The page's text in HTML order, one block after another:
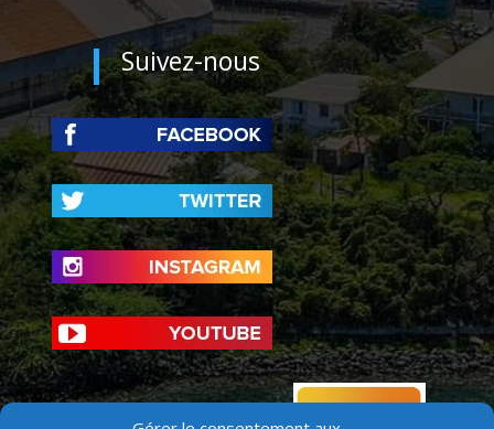
Suivez-nous